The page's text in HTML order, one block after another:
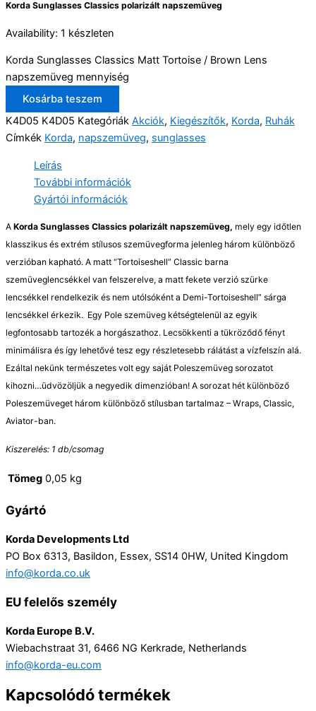
Korda Sunglasses Classics polarizált napszemüveg
Availability: 1 készleten
Korda Sunglasses Classics Matt Tortoise / Brown Lens
napszemüveg mennyiség
Kosárba teszem
K4D05 K4D05 Kategóriák Akciók, Kiegészítők, Korda, Ruhák
Címkék Korda, napszemüveg, sunglasses
Leírás
További információk
Gyártói információk
A Korda Sunglasses Classics polarizált napszemüveg, mely egy időtlen
klasszikus és extrém stílusos szemüvegforma jelenleg három különböző
verzióban kapható. A matt “Tortoiseshell” Classic barna
szemüveglencsékkel van felszerelve, a matt fekete verzió szürke
lencsékkel rendelkezik és nem utólsóként a Demi-Tortoiseshell” sárga
lencsékkel érkezik. Egy Pole szemüveg kétségtelenül az egyik
legfontosabb tartozék a horgászathoz. Lecsökkenti a tükröződő fényt
minimálisra és így lehetővé tesz egy részletesebb rálátást a vízfelszín alá.
Ezáltal nekünk természetes volt egy saját Poleszemüveg sorozatot
kihozni…üdvözöljük a negyedik dimenzióban! A sorozat hét különböző
Poleszemüveget három különböző stílusban tartalmaz – Wraps, Classic,
Aviator-ban.
Kiszerelés: 1 db/csomag
Tömeg 0,05 kg
Gyártó
Korda Developments Ltd
PO Box 6313, Basildon, Essex, SS14 0HW, United Kingdom
info@korda.co.uk
EU felelős személy
Korda Europe B.V.
Wiebachstraat 31, 6466 NG Kerkrade, Netherlands
info@korda-eu.com
Kapcsolódó termékek